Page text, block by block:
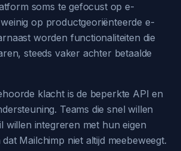
soms te gefocust op e-
op productgeoriënteerde e-
worden functionaliteiten die
steeds vaker achter betaalde
klacht is de beperkte API en
Teams die snel willen
willen integreren met hun eigen
Mailchimp niet altijd meebeweegt.